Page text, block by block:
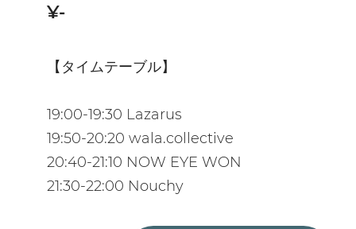
¥-
【タイムテーブル】
19:00-19:30 Lazarus
19:50-20:20 wala.collective
20:40-21:10 NOW EYE WON
21:30-22:00 Nouchy